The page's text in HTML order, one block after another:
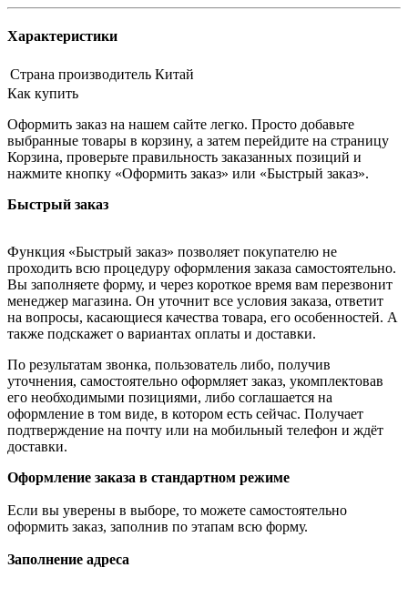
Характеристики
Страна производитель Китай
Как купить
Оформить заказ на нашем сайте легко. Просто добавьте
выбранные товары в корзину, а затем перейдите на страницу
Корзина, проверьте правильность заказанных позиций и
нажмите кнопку «Оформить заказ» или «Быстрый заказ».
Быстрый заказ
Функция «Быстрый заказ» позволяет покупателю не
проходить всю процедуру оформления заказа самостоятельно.
Вы заполняете форму, и через короткое время вам перезвонит
менеджер магазина. Он уточнит все условия заказа, ответит
на вопросы, касающиеся качества товара, его особенностей. А
также подскажет о вариантах оплаты и доставки.
По результатам звонка, пользователь либо, получив
уточнения, самостоятельно оформляет заказ, укомплектовав
его необходимыми позициями, либо соглашается на
оформление в том виде, в котором есть сейчас. Получает
подтверждение на почту или на мобильный телефон и ждёт
доставки.
Оформление заказа в стандартном режиме
Если вы уверены в выборе, то можете самостоятельно
оформить заказ, заполнив по этапам всю форму.
Заполнение адреса